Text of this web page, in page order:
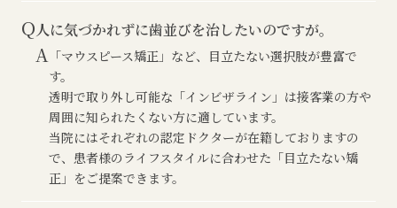
Q人に気づかれずに歯並びを治したいのですが。
A 「マウスピース矯正」など、目立たない選択肢が豊富で
す。
透明で取り外し可能な「インビザライン」は接客業の方や
周囲に知られたくない方に適しています。
当院にはそれぞれの認定ドクターが在籍しておりますの
で、患者様のライフスタイルに合わせた「目立たない矯
正」をご提案できます。